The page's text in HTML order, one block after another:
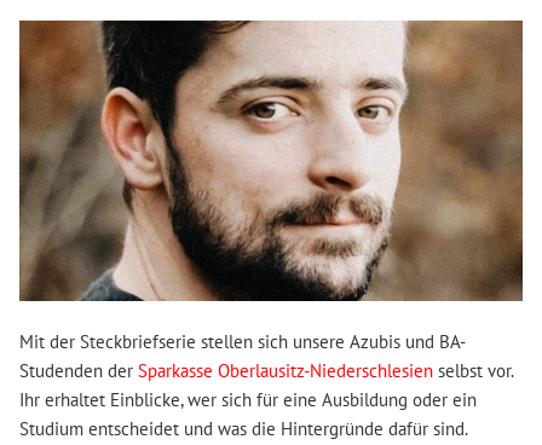
Mit der Steckbriefserie stellen sich unsere Azubis und BA-
Studenden der Sparkasse Oberlausitz-Niederschlesienselbst vor.
Ihr erhaltet Einblicke, wer sich für eine Ausbildung oder ein
Studium entscheidet und was die Hintergründe dafür sind.